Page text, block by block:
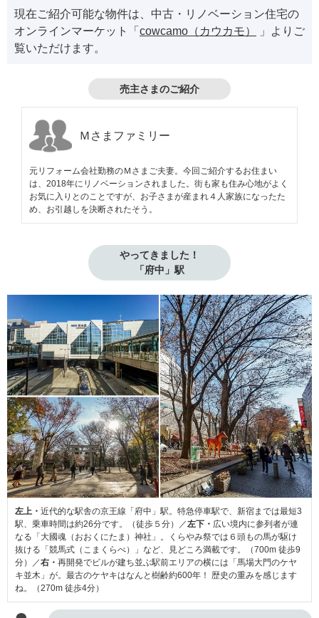
現在ご紹介可能な物件は、中古・リノベーション住宅の
オンラインマーケット「 cowcamo（カウカモ）
」よりご
覧いただけます。
売主さまのご紹介
Ｍさまファミリー
元リフォーム会社勤務のＭさまご夫妻。今回ご紹介するお住まい
は、2018年にリノベーションされました。街も家も住み心地がよく
お気に入りとのことですが、お子さまが産まれ４人家族になったた
め、お引越しを決断されたそう。
やってきました！
「府中」駅
左上・ 近代的な駅舎の京王線「府中」駅。特急停車駅で、新宿までは最短3
駅、乗車時間は約26分です。（徒歩５分）／左下・ 広い境内に参列者が連
なる「大國魂（おおくにたま）神社」。くらやみ祭では６頭もの馬が駆け
抜ける「競馬式（こまくらべ）」など、見どころ満載です。（700m 徒歩9
分）／右・ 再開発でビルが建ち並ぶ駅前エリアの横には「馬場大門のケヤ
キ並木」が。最古のケヤキはなんと樹齢約600年！ 歴史の重みを感じます
ね。（270m 徒歩4分）